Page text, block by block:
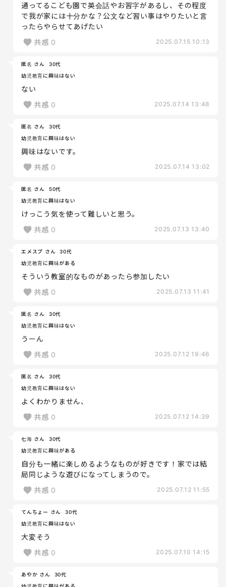
通ってるこども園で英会話やお習字があるし、その程度
で我が家には十分かな？公文など習い事はやりたいと言
ったらやらせてあげたい
共感 0 2025.07.15 10:13
匿名 さん
30代
幼児教育に興味はない
ない
共感 0 2025.07.14 13:48
匿名 さん
30代
幼児教育に興味はない
興味はないです。
共感 0 2025.07.14 13:02
匿名 さん
50代
幼児教育に興味はない
けっこう気を使って難しいと思う。
共感 0 2025.07.13 13:40
エメスプ さん
30代
幼児教育に興味がある
そういう教室的なものがあったら参加したい
共感 0 2025.07.13 11:41
匿名 さん
30代
幼児教育に興味はない
うーん
共感 0 2025.07.12 19:46
匿名 さん
30代
幼児教育に興味はない
よくわかりません、
共感 0 2025.07.12 14:39
七海 さん
30代
幼児教育に興味がある
自分も一緒に楽しめるようなものが好きです！家では結
局同じような遊びになってしまうので。
共感 0 2025.07.12 11:55
てんちょー さん
30代
幼児教育に興味はない
大変そう
共感 0 2025.07.10 14:15
あやか さん
30代
幼児教育に興味がある